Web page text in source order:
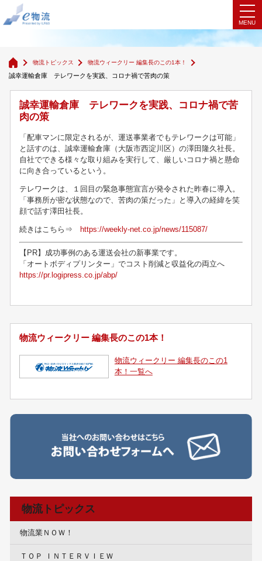
物流ウィークリー 編集長のこの1本！
物流トピックス 物流ウィークリー 編集長のこの1本！
誠幸運輸倉庫 テレワークを実践、コロナ禍で苦肉の策
誠幸運輸倉庫 テレワークを実践、コロナ禍で苦
肉の策
「配車マンに限定されるが、運送事業者でもテレワークは可能」
と話すのは、誠幸運輸倉庫（大阪市西淀川区）の澤田隆久社長。
自社でできる様々な取り組みを実行して、厳しいコロナ禍と懸命
に向き合っているという。
テレワークは、１回目の緊急事態宣言が発令された昨春に導入。
「事務所が密な状態なので、苦肉の策だった」と導入の経緯を笑
顔で話す澤田社長。
続きはこちら⇒ https://weekly-net.co.jp/news/115087/
【PR】成功事例のある運送会社の新事業です。
「オートボディプリンター」でコスト削減と収益化の両立へ
https://pr.logipress.co.jp/abp/
物流ウィークリー 編集長のこの1本！
物流ウィークリー 編集長のこの1
本！一覧へ
物流トピックス
物流業ＮＯＷ！
ＴＯＰ ＩＮＴＥＲＶＩＥＷ